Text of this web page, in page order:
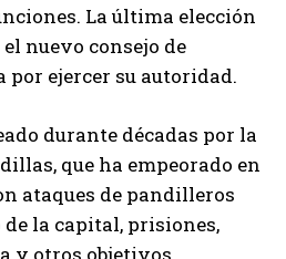
La última elección
nuevo consejo de
ejercer su autoridad.
durante décadas por la
que ha empeorado en
ataques de pandilleros
la capital, prisiones,